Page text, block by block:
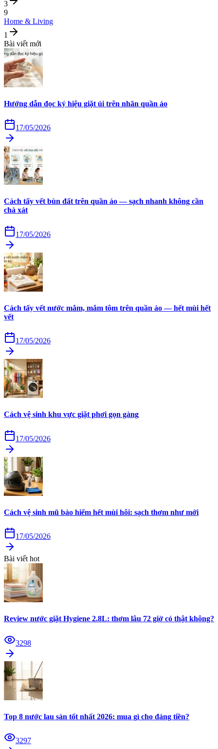
3
9
Home & Living
1
Bài viết mới
Hướng dẫn đọc ký hiệu giặt ủi trên nhãn quần áo
17/05/2026
Cách tẩy vết bùn đất trên quần áo — sạch nhanh không cần
chà xát
17/05/2026
Cách tẩy vết nước mắm, mắm tôm trên quần áo — hết mùi hết
vết
17/05/2026
Cách vệ sinh khu vực giặt phơi gọn gàng
17/05/2026
Cách vệ sinh mũ bảo hiểm hết mùi hôi: sạch thơm như mới
17/05/2026
Bài viết hot
Review nước giặt Hygiene 2.8L: thơm lâu 72 giờ có thật không?
3298
Top 8 nước lau sàn tốt nhất 2026: mua gì cho đáng tiền?
3297